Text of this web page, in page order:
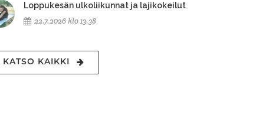
Loppukesän ulkoliikunnat ja lajikokeilut
22.7.2026 klo 13.38
KATSO KAIKKI